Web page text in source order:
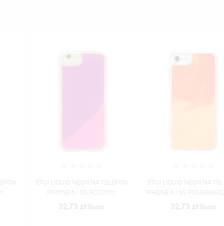
ETUI LIQUID NEON NA TELEFON
IPHONE 6 / 6S RÓŻOWY
32,73 zł Brutto
ETUI LIQUID NEON NA TELEFON
IPHONE 6 / 6S POMARAŃCZOWY
32,73 zł Brutto